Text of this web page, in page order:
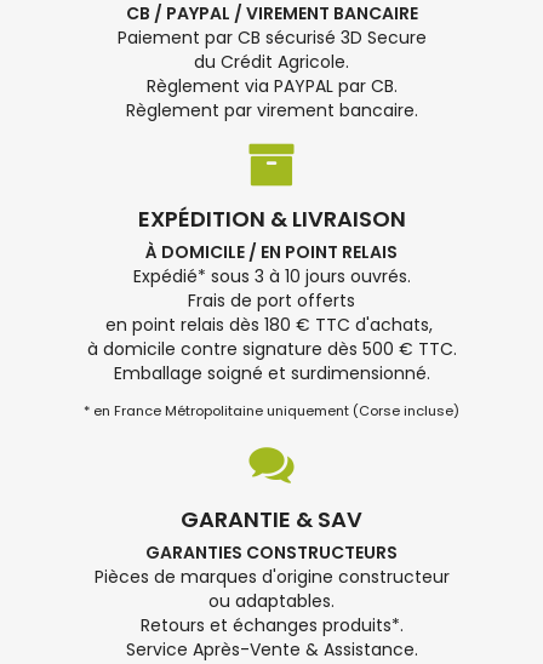
CB / PAYPAL / VIREMENT BANCAIRE
Paiement par CB sécurisé 3D Secure
du Crédit Agricole.
Règlement via PAYPAL par CB.
Règlement par virement bancaire.
EXPÉDITION & LIVRAISON
À DOMICILE / EN POINT RELAIS
Expédié* sous 3 à 10 jours ouvrés.
Frais de port offerts
en point relais dès 180 € TTC d'achats,
à domicile contre signature dès 500 € TTC.
Emballage soigné et surdimensionné.
* en France Métropolitaine uniquement (Corse incluse)
GARANTIE & SAV
GARANTIES CONSTRUCTEURS
Pièces de marques d'origine constructeur
ou adaptables.
Retours et échanges produits*.
Service Après-Vente & Assistance.